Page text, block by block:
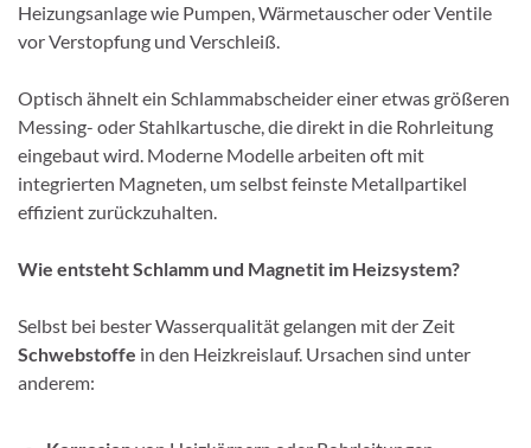
Heizungsanlage wie Pumpen, Wärmetauscher oder Ventile
vor Verstopfung und Verschleiß.
Optisch ähnelt ein Schlammabscheider einer etwas größeren
Messing- oder Stahlkartusche, die direkt in die Rohrleitung
eingebaut wird. Moderne Modelle arbeiten oft mit
integrierten Magneten, um selbst feinste Metallpartikel
effizient zurückzuhalten.
Wie entsteht Schlamm und Magnetit im Heizsystem?
Selbst bei bester Wasserqualität gelangen mit der Zeit
Schwebstoffe in den Heizkreislauf. Ursachen sind unter
anderem: